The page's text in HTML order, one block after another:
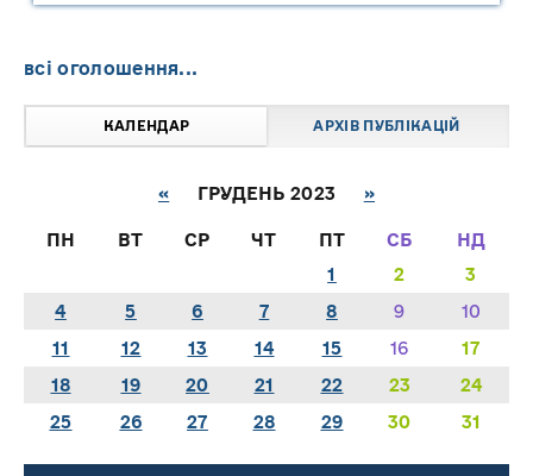
всі оголошення...
КАЛЕНДАР АРХІВ ПУБЛІКАЦІЙ
« ГРУДЕНЬ 2023 »
ПН ВТ СР ЧТ ПТ СБ
НД
1
2
3
4
5 6 7 8 9
10
11
12 13 14 15 16
17
18
19 20 21 22 23
24
25
26 27 28 29 30 31